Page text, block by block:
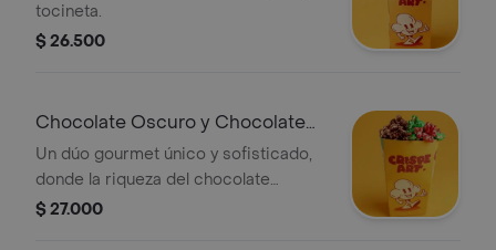
tocineta.
$ 26.500
Chocolate Oscuro y Chocolate
Blanco
Un dúo gourmet único y sofisticado,
donde la riqueza del chocolate
oscuro se complementa con la
$ 27.000